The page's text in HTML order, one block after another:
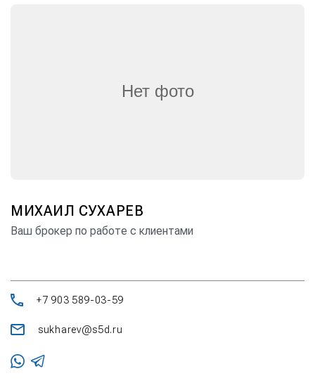
МИХАИЛ СУХАРЕВ
Ваш брокер по работе с клиентами
+7 903 589-03-59
sukharev@s5d.ru